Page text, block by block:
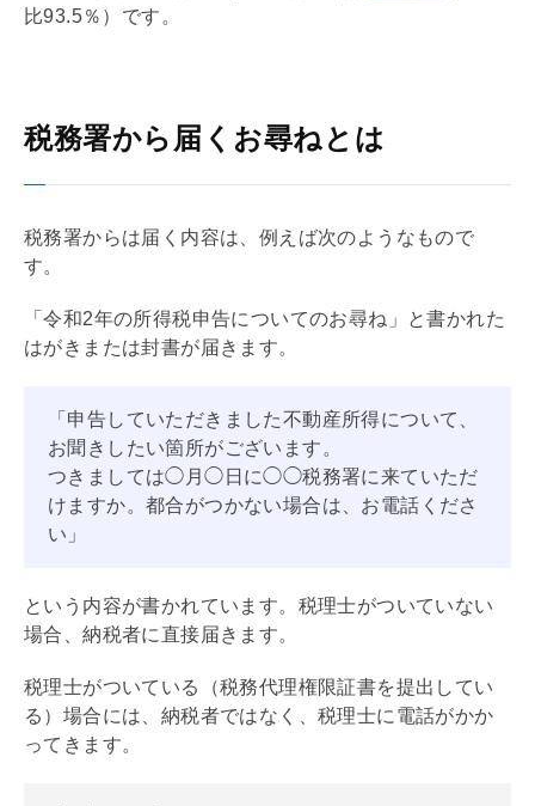
比93.5％）です。
税務署から届くお尋ねとは
税務署からは届く内容は、例えば次のようなもので
す。
「令和2年の所得税申告についてのお尋ね」と書かれた
はがきまたは封書が届きます。
「申告していただきました不動産所得について、
お聞きしたい箇所がございます。
つきましては◯月◯日に◯◯税務署に来ていただ
けますか。都合がつかない場合は、お電話くださ
い」
という内容が書かれています。税理士がついていない
場合、納税者に直接届きます。
税理士がついている（税務代理権限証書を提出してい
る）場合には、納税者ではなく、税理士に電話がかか
ってきます。